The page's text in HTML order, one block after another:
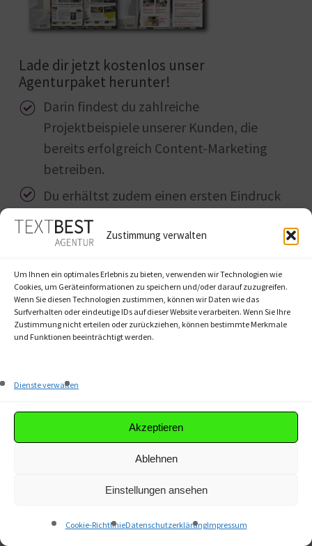
Zustimmung verwalten
Um Ihnen ein optimales Erlebnis zu bieten, verwenden wir Technologien wie
Cookies, um Geräteinformationen zu speichern und/oder darauf zuzugreifen.
Wenn Sie diesen Technologien zustimmen, können wir Daten wie das
Surfverhalten oder eindeutige IDs auf dieser Website verarbeiten. Wenn Sie Ihre
Zustimmung nicht erteilen oder zurückziehen, können bestimmte Merkmale
und Funktionen beeinträchtigt werden.
Dienste verwalten
Akzeptieren
Ablehnen
Einstellungen ansehen
Cookie-RichtlinieDatenschutzerklärungImpressum
Lade dir jetzt kostenlos unser
Agenturpaket herunter!
Darin findest du zahlreiche
Projektbeispiele unserer Kunden, die
bereits erfolgreich Content-Marketing
betreiben.
Du erhältst zudem einen ersten Eindruck
von uns, unserem Team, unseren
Leistungen und Preisen.